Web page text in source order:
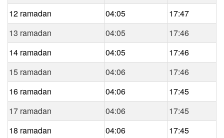
12 ramadan
04:05
17:47
13 ramadan
04:05
17:46
14 ramadan
04:05
17:46
15 ramadan
04:06
17:46
16 ramadan
04:06
17:45
17 ramadan
04:06
17:45
18 ramadan
04:06
17:45